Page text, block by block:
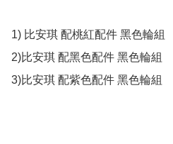
1) 比安琪 配桃紅配件 黑色輪組
2)比安琪 配黑色配件 黑色輪組